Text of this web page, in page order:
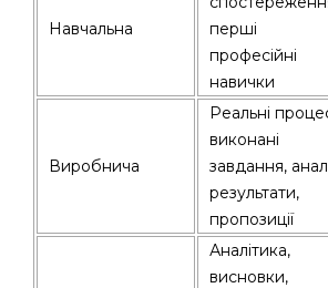
Навчальна
перші
професійні
навички
Виробнича
Реальні
виконані
завдання,
результати,
пропозиції
Аналітика,
висновки,